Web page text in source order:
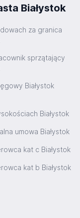
Białystok
za granica
sprzątający
Białystok
Białystok
umowa Białystok
kat c Białystok
kat b Białystok